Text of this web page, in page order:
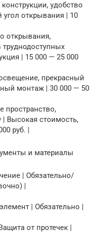
удобство
открывания | 10
открывания,
| 15 000 — 25 000
прекрасный
монтаж | 30 000 — 50
пространство,
Высокая стоимость,
руб. |
и материалы
| Обязательно/
|
| Обязательно |
от протечек |